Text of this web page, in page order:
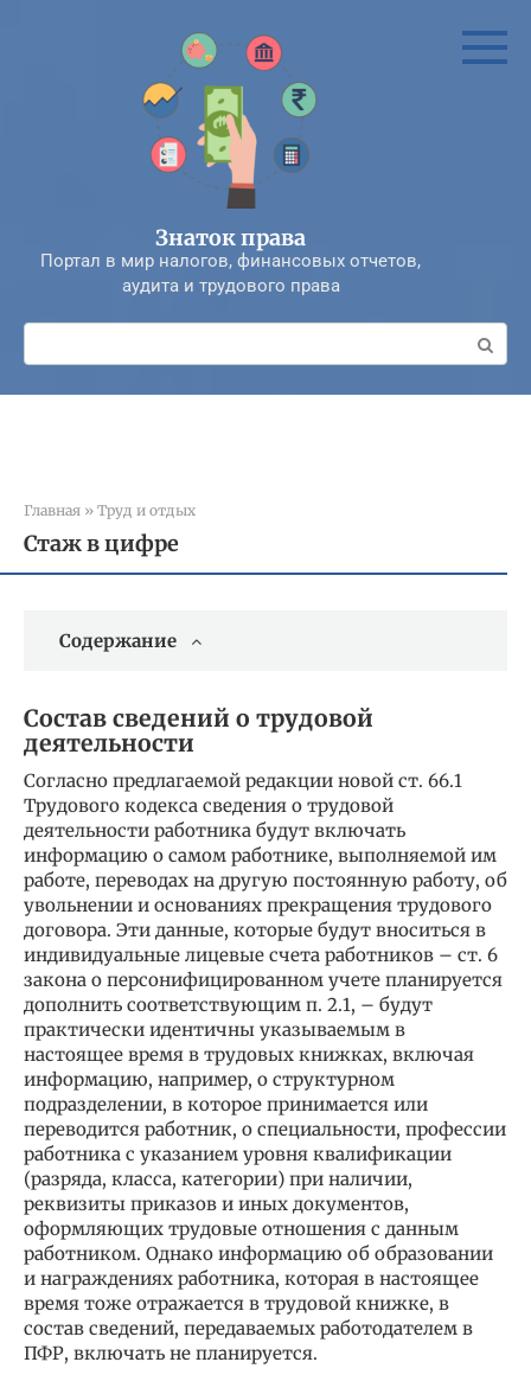
Знаток права
Портал в мир налогов, финансовых отчетов,
аудита и трудового права
Поиск:
Главная » Труд и отдых
Стаж в цифре
Содержание
Состав сведений о трудовой
деятельности
Согласно предлагаемой редакции новой ст. 66.1
Трудового кодекса сведения о трудовой
деятельности работника будут включать
информацию о самом работнике, выполняемой им
работе, переводах на другую постоянную работу, об
увольнении и основаниях прекращения трудового
договора. Эти данные, которые будут вноситься в
индивидуальные лицевые счета работников – ст. 6
закона о персонифицированном учете планируется
дополнить соответствующим п. 2.1, – будут
практически идентичны указываемым в
настоящее время в трудовых книжках, включая
информацию, например, о структурном
подразделении, в которое принимается или
переводится работник, о специальности, профессии
работника с указанием уровня квалификации
(разряда, класса, категории) при наличии,
реквизиты приказов и иных документов,
оформляющих трудовые отношения с данным
работником. Однако информацию об образовании
и награждениях работника, которая в настоящее
время тоже отражается в трудовой книжке, в
состав сведений, передаваемых работодателем в
ПФР, включать не планируется.